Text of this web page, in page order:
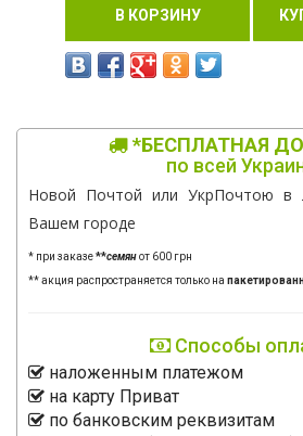
В КОРЗИНУ
*БЕСПЛАТНАЯ
по всей
Новой Почтой или УкрПочтою в
Вашем городе
* при заказе**семянот 600 грн
** акция распространяется только на
Способы
наложенным платежом
на карту Приват
по банковским реквизитам